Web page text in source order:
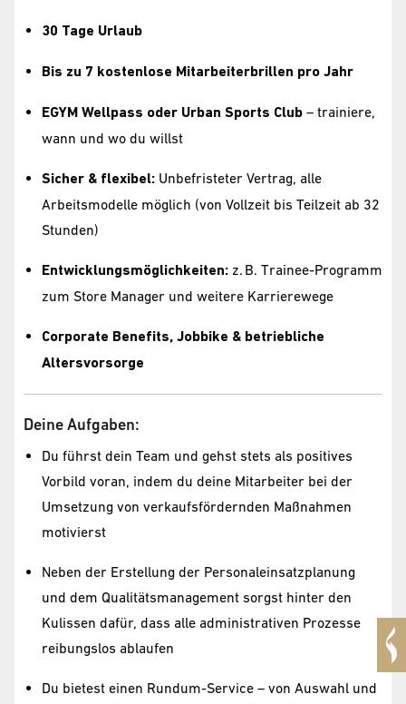
30 Tage Urlaub
Bis zu 7 kostenlose Mitarbeiterbrillen pro Jahr
EGYM Wellpass oder Urban Sports Club – trainiere,
wann und wo du willst
Sicher & flexibel: Unbefristeter Vertrag, alle
Arbeitsmodelle möglich (von Vollzeit bis Teilzeit ab 32
Stunden)
Entwicklungsmöglichkeiten: z. B. Trainee-Programm
zum Store Manager und weitere Karrierewege
Corporate Benefits, Jobbike & betriebliche
Altersvorsorge
Deine Aufgaben:
Du führst dein Team und gehst stets als positives
Vorbild voran, indem du deine Mitarbeiter bei der
Umsetzung von verkaufsfördernden Maßnahmen
motivierst
Neben der Erstellung der Personaleinsatzplanung
und dem Qualitätsmanagement sorgst hinter den
Kulissen dafür, dass alle administrativen Prozesse
reibungslos ablaufen
Du bietest einen Rundum-Service – von Auswahl und